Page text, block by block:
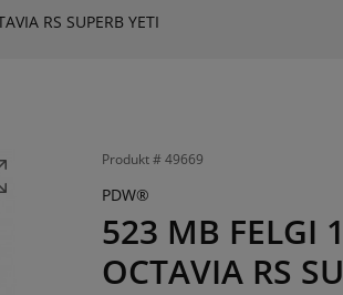
RS SUPERB YETI
Produkt #49669
PDW®
523 MB FELGI
OCTAVIA RS